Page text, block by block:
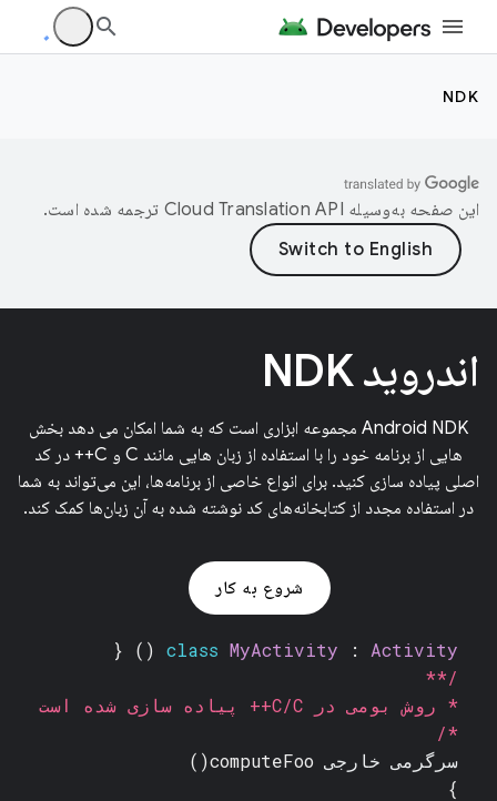
NDK
این صفحه به‌وسیله ترجمه شده است.
اندروید NDK
Android NDK مجموعه ابزاری است که به شما امکان می دهد بخش
هایی از برنامه خود را با استفاده از زبان هایی مانند C و C++ در کد
اصلی پیاده سازی کنید. برای انواع خاصی از برنامه‌ها، این می‌تواند به شما
در استفاده مجدد از کتابخانه‌های کد نوشته شده به آن زبان‌ها کمک کند.
شروع به کار
class MyActivity : Activity
() {
/**
* روش بومی در C/C++ پیاده سازی شده است
*/
سرگرمی خارجیcomputeFoo()
}